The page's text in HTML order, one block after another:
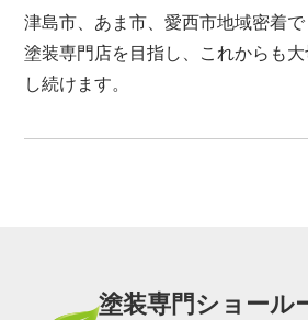
津島市、あま市、愛西市地域密着
塗装専門店を目指し、これからも
し続けます。
塗装専門ショール